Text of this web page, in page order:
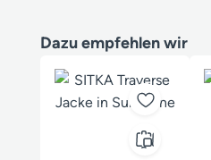
Produktgalerie überspringen
Dazu empfehlen wir